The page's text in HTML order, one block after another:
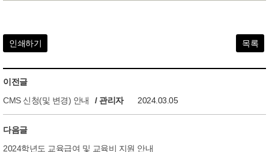
인쇄하기 목록
이전글
CMS 신청(및 변경) 안내
/ 관리자 2024.03.05
다음글
2024학년도 교육급여 및 교육비 지원 안내